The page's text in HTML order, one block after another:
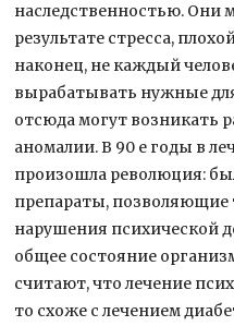
наследственностью. Они
результате стресса,
наконец, не каждый
вырабатывать нужные
отсюда могут возникать
аномалии. В 90 е годы в
произошла революция:
препараты, позволяющие
нарушения психической
общее состояние
считают, что лечение
то схоже с лечением